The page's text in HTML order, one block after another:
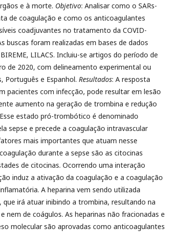
e à morte. Objetivo: Analisar como o SARs-
de coagulação e como os anticoagulantes
coadjuvantes no tratamento da COVID-
buscas foram realizadas em bases de dados
LILACS. Incluiu-se artigos do período de
de 2020, com delineamento experimental ou
Português e Espanhol. Resultados: A resposta
pacientes com infecção, pode resultar em lesão
aumento na geração de trombina e redução
estado pró-trombótico é denominado
sepse e precede a coagulação intravascular
mais importantes que atuam nesse
durante a sepse são as citocinas
de citocinas. Ocorrendo uma interação
induz a ativação da coagulação e a coagulação
A heparina vem sendo utilizada
irá atuar inibindo a trombina, resultando na
nem de coágulos. As heparinas não fracionadas e
molecular são aprovadas como anticoagulantes